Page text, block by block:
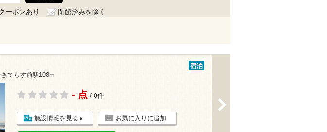
ーポンあり
閉館済みを除く
てらす前駅108m
宿泊
- 点 / 0件
施設情報を見る お気に入りに追加